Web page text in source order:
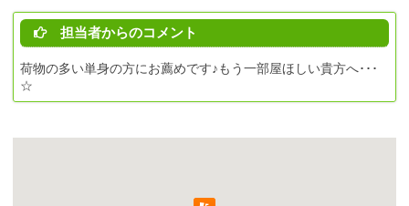
担当者からのコメント
荷物の多い単身の方にお薦めです♪もう一部屋ほしい貴方へ･･･
☆